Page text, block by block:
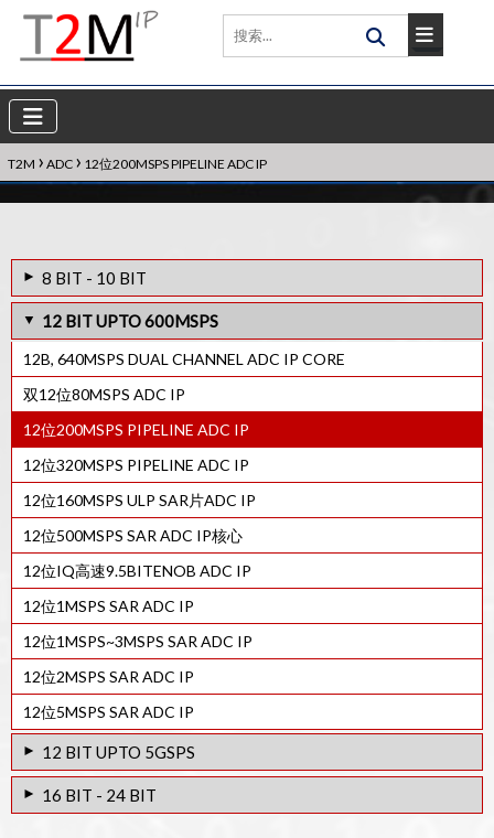
T2M › ADC › 12位200MSPS PIPELINE ADC IP
8 BIT - 10 BIT
10位3MSPS低功耗SAR ADC IP
10b-160MHz ADC (802.11 AC AFE) IP
12-Bit 5Msps Low Power ADC IP Core
9位3MSPS低功耗SAR ADC IP
10位100KSPS SAR ADC IP
12 BIT UPTO 600MSPS
12B, 640MSPS DUAL CHANNEL ADC IP CORE
双12位80MSPS ADC IP
12位200MSPS PIPELINE ADC IP
12位320MSPS PIPELINE ADC IP
12位160MSPS ULP SAR片ADC IP
12位500MSPS SAR ADC IP核心
12位IQ高速9.5BITENOB ADC IP
12位1MSPS SAR ADC IP
12位1MSPS~3MSPS SAR ADC IP
12位2MSPS SAR ADC IP
12位5MSPS SAR ADC IP
12 BIT UPTO 5GSPS
12位2GSPS管道ADC IP
16 BIT - 24 BIT